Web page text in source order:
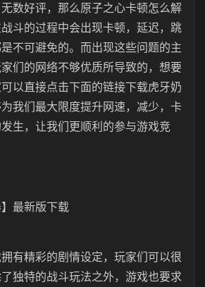
数好评，那么原子之心卡顿怎么解
斗的过程中会出现卡顿，延迟，跳
不可避免的。而出现这些问题的主
们的网络不够优质所导致的，想要
以直接点击下面的链接下载虎牙奶
我们最大限度提升网速，减少，卡
生，让我们更顺利的参与游戏竞
】最新版下载
有精彩的剧情设定，玩家们可以很
独特的战斗玩法之外，游戏也要求